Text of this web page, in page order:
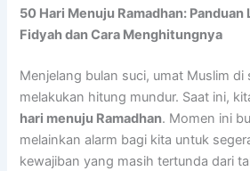
50 Hari Menuju Ramadhan: Panduan
Fidyah dan Cara Menghitungnya
Menjelang bulan suci, umat Muslim di
melakukan hitung mundur. Saat ini,
hari menuju Ramadhan. Momen ini
melainkan alarm bagi kita untuk
kewajiban yang masih tertunda dari